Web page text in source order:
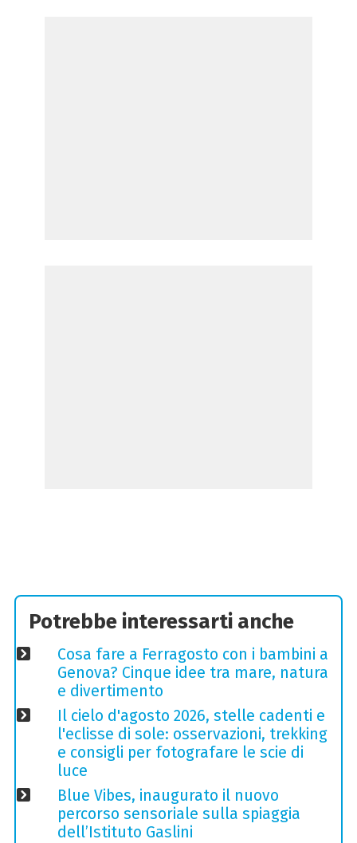
Potrebbe interessarti anche
Cosa fare a Ferragosto con i bambini a
Genova? Cinque idee tra mare, natura
e divertimento
Il cielo d'agosto 2026, stelle cadenti e
l'eclisse di sole: osservazioni, trekking
e consigli per fotografare le scie di
luce
Blue Vibes, inaugurato il nuovo
percorso sensoriale sulla spiaggia
dell’Istituto Gaslini